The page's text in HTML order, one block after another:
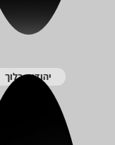
יהודית בלוך